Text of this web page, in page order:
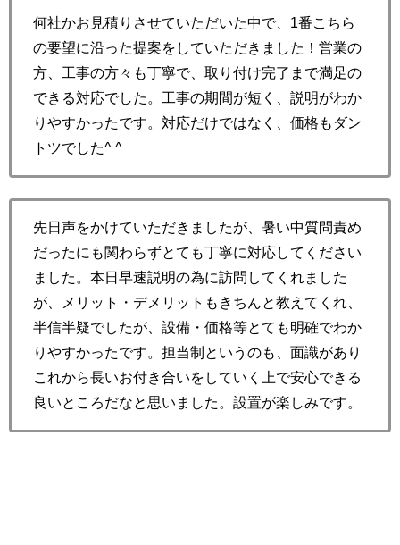
何社かお見積りさせていただいた中で、1番こちら
の要望に沿った提案をしていただきました！営業の
方、工事の方々も丁寧で、取り付け完了まで満足の
できる対応でした。工事の期間が短く、説明がわか
りやすかったです。対応だけではなく、価格もダン
トツでした^ ^
先日声をかけていただきましたが、暑い中質問責め
だったにも関わらずとても丁寧に対応してください
ました。本日早速説明の為に訪問してくれました
が、メリット・デメリットもきちんと教えてくれ、
半信半疑でしたが、設備・価格等とても明確でわか
りやすかったです。担当制というのも、面識があり
これから長いお付き合いをしていく上で安心できる
良いところだなと思いました。設置が楽しみです。